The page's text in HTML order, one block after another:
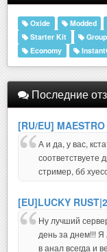
Oxide Modded
Starter Kit
Economy
Последние
[RU/EU]
А и да, у вас,
соответствуете
стример, бб
[EU]LUCKY
Ну лучший
день за днем!!!
в анал всегда и